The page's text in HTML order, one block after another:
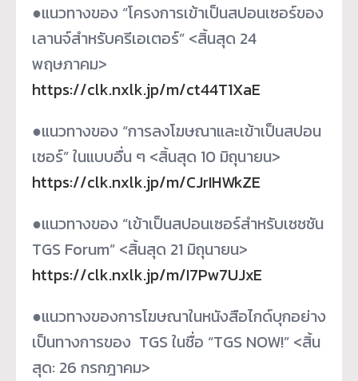
●แนวทางของ “โครงการเข้าเป็นสปอนเซอร์ของ
เลานจ์สำหรับครีเอเตอร์” <สิ้นสุด 24
พฤษภาคม>
https://clk.nxlk.jp/m/ct44T1XaE
●แนวทางของ “การลงโฆษณาและเข้าเป็นสปอน
เซอร์” ในแบบอื่น ๆ <สิ้นสุด 10 มิถุนายน>
https://clk.nxlk.jp/m/CJrIHWkZE
●แนวทางของ “เข้าเป็นสปอนเซอร์สำหรับเซชชัน
TGS Forum” <สิ้นสุด 21 มิถุนายน>
https://clk.nxlk.jp/m/I7Pw7UJxE
●แนวทางของการโฆษณาในหนังสือไกด์บุกอย่าง
เป็นทางการของ TGS ในชื่อ “TGS NOW!” <สิ้น
สุด: 26 กรกฎาคม>